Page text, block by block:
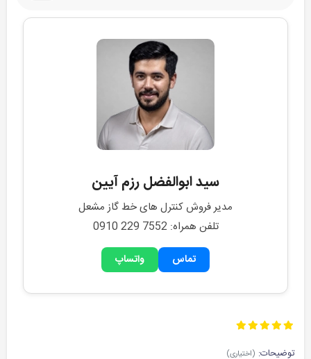
سید ابوالفضل رزم آیین
مدیر فروش کنترل های خط گاز مشعل
تلفن همراه: 0910 229 7552
تماس واتساپ
توضیحات: (اختیاری)